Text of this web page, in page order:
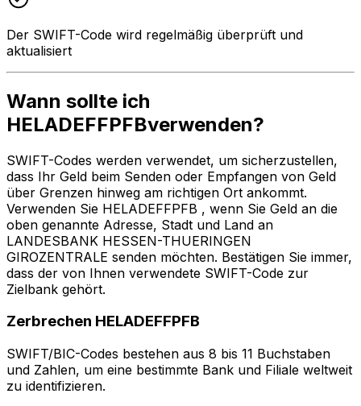
Der SWIFT-Code wird regelmäßig überprüft und
aktualisiert
Wann sollte ich
HELADEFFPFBverwenden?
SWIFT-Codes werden verwendet, um sicherzustellen,
dass Ihr Geld beim Senden oder Empfangen von Geld
über Grenzen hinweg am richtigen Ort ankommt.
Verwenden Sie HELADEFFPFB , wenn Sie Geld an die
oben genannte Adresse, Stadt und Land an
LANDESBANK HESSEN-THUERINGEN
GIROZENTRALE senden möchten. Bestätigen Sie immer,
dass der von Ihnen verwendete SWIFT-Code zur
Zielbank gehört.
Zerbrechen HELADEFFPFB
SWIFT/BIC-Codes bestehen aus 8 bis 11 Buchstaben
und Zahlen, um eine bestimmte Bank und Filiale weltweit
zu identifizieren.